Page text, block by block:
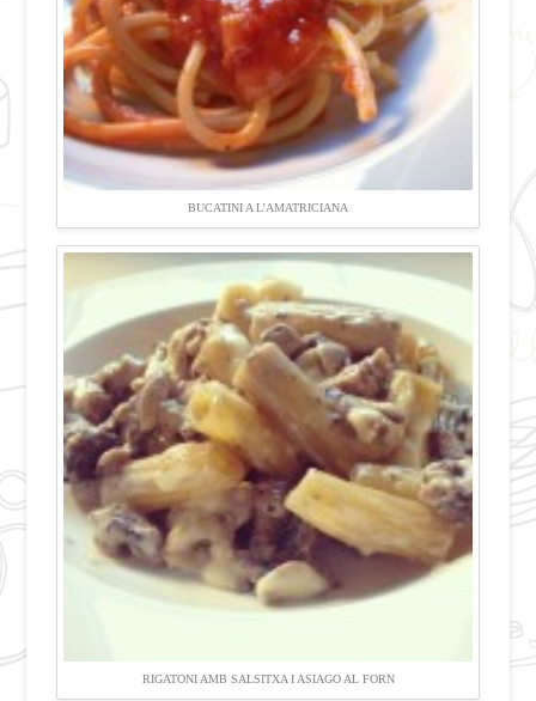
BUCATINI A L’AMATRICIANA
RIGATONI AMB SALSITXA I ASIAGO AL FORN